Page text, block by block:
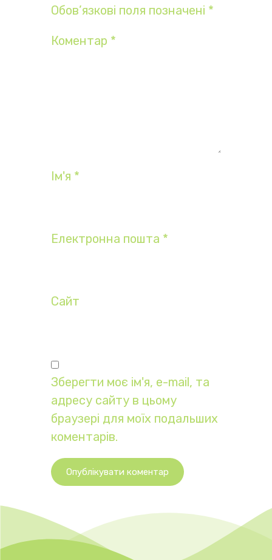
Обов’язкові поля позначені *
Коментар *
Ім'я *
Електронна пошта *
Сайт
Зберегти моє ім'я, e-mail, та
адресу сайту в цьому
браузері для моїх подальших
коментарів.
Опублікувати коментар